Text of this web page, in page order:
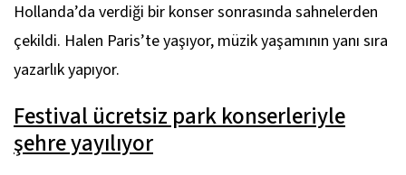
Hollanda’da verdiği bir konser sonrasında sahnelerden
çekildi. Halen Paris’te yaşıyor, müzik yaşamının yanı sıra
yazarlık yapıyor.
Festival ücretsiz park konserleriyle
şehre yayılıyor